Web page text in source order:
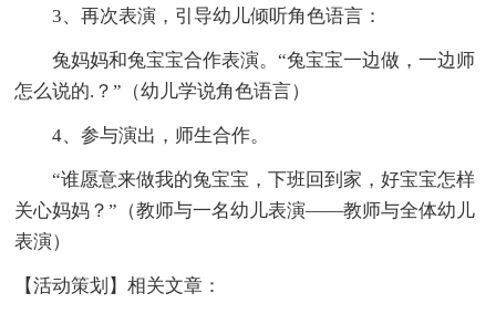
3、再次表演，引导幼儿倾听角色语言：
兔妈妈和兔宝宝合作表演。“兔宝宝一边做，一边师
怎么说的.？”（幼儿学说角色语言）
4、参与演出，师生合作。
“谁愿意来做我的兔宝宝，下班回到家，好宝宝怎样
关心妈妈？”（教师与一名幼儿表演——教师与全体幼儿
表演）
【活动策划】相关文章：